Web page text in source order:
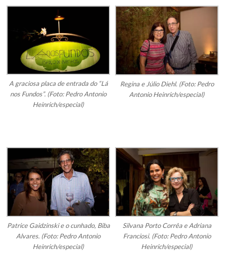
A graciosa placa de entrada do “Lá
nos Fundos”. (Foto: Pedro Antonio
Heinrich/especial)
Regina e Júlio Diehl. (Foto: Pedro
Antonio Heinrich/especial)
Patrice Gaidzinski e o cunhado, Biba
Alvares. (Foto: Pedro Antonio
Heinrich/especial)
Silvana Porto Corrêa e Adriana
Franciosi. (Foto: Pedro Antonio
Heinrich/especial)